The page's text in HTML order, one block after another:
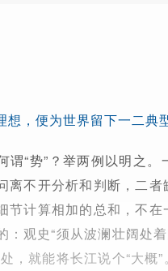
，便为世界留下一二典型
谓“势”？举两例以明之
离不开分析和判断，二
节计算相加的总和，不
：观史“须从波澜壮阔处
，就能将长江说个“大